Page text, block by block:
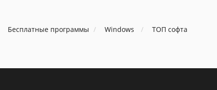
Бесплатные программы Windows ТОП софта